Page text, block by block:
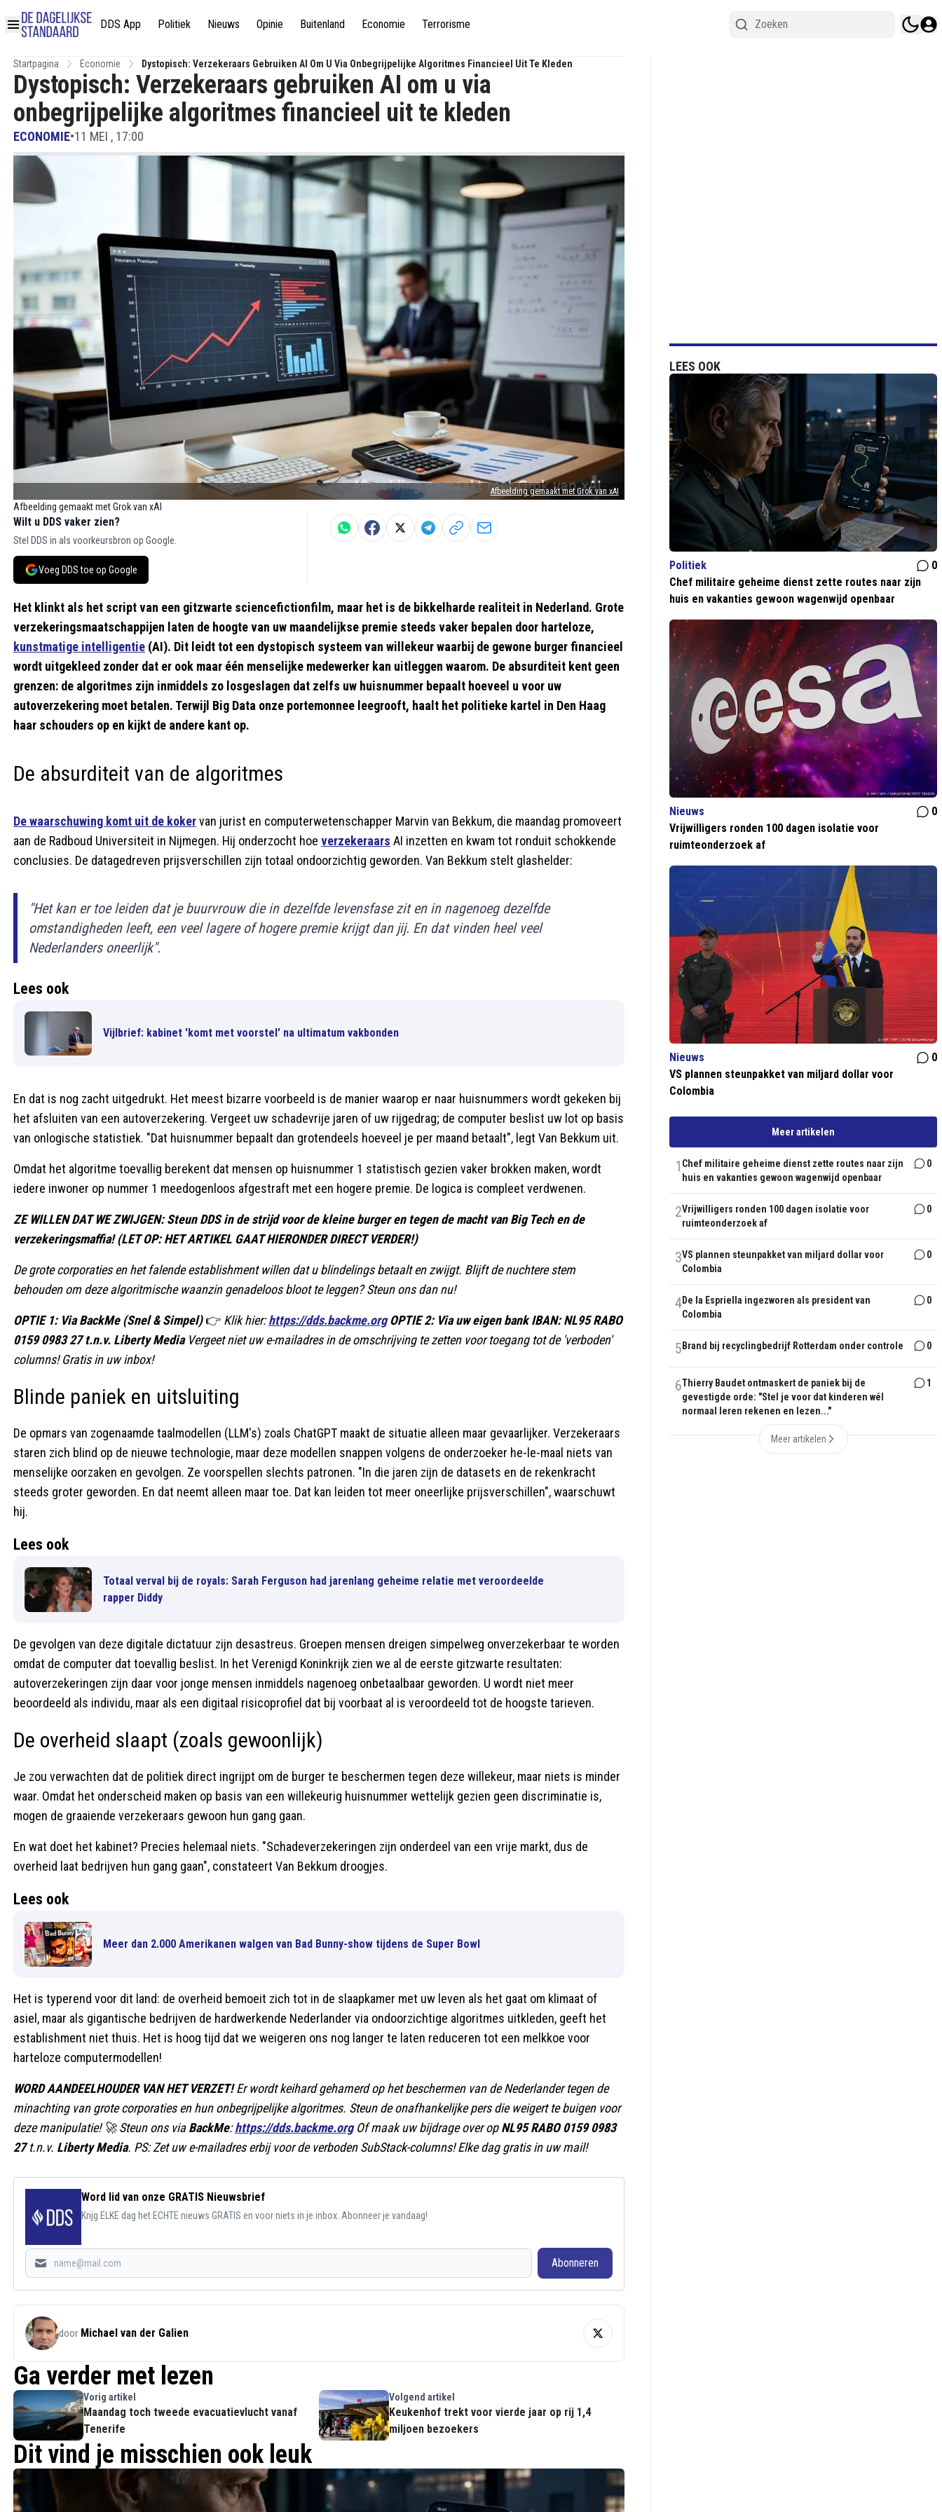
DDS App Politiek Nieuws Opinie Buitenland Economie Terrorisme
Startpagina Economie Dystopisch: Verzekeraars Gebruiken AI Om U Via Onbegrijpelijke Algoritmes Financieel Uit Te Kleden
Afbeelding gemaakt met Grok van xAI
Afbeelding gemaakt met Grok van xAI
Dystopisch: Verzekeraars gebruiken AI om u via
onbegrijpelijke algoritmes financieel uit te kleden
ECONOMIE•11 MEI , 17:00
Wilt u DDS vaker zien?
Stel DDS in als voorkeursbron op Google.
Voeg DDS toe op Google
Het klinkt als het script van een gitzwarte sciencefictionfilm, maar het is de bikkelharde realiteit in Nederland. Grote
verzekeringsmaatschappijen laten de hoogte van uw maandelijkse premie steeds vaker bepalen door harteloze,
kunstmatige intelligentie (AI). Dit leidt tot een dystopisch systeem van willekeur waarbij de gewone burger financieel
wordt uitgekleed zonder dat er ook maar één menselijke medewerker kan uitleggen waarom. De absurditeit kent geen
grenzen: de algoritmes zijn inmiddels zo losgeslagen dat zelfs uw huisnummer bepaalt hoeveel u voor uw
autoverzekering moet betalen. Terwijl Big Data onze portemonnee leegrooft, haalt het politieke kartel in Den Haag
haar schouders op en kijkt de andere kant op.
De absurditeit van de algoritmes
De waarschuwing komt uit de kokervan jurist en computerwetenschapper Marvin van Bekkum, die maandag promoveert
aan de Radboud Universiteit in Nijmegen. Hij onderzocht hoe verzekeraars AI inzetten en kwam tot ronduit schokkende
conclusies. De datagedreven prijsverschillen zijn totaal ondoorzichtig geworden. Van Bekkum stelt glashelder:
"Het kan er toe leiden dat je buurvrouw die in dezelfde levensfase zit en in nagenoeg dezelfde
omstandigheden leeft, een veel lagere of hogere premie krijgt dan jij. En dat vinden heel veel
Nederlanders oneerlijk".
Lees ook
Vijlbrief: kabinet 'komt met voorstel' na ultimatum vakbonden
En dat is nog zacht uitgedrukt. Het meest bizarre voorbeeld is de manier waarop er naar huisnummers wordt gekeken bij
het afsluiten van een autoverzekering. Vergeet uw schadevrije jaren of uw rijgedrag; de computer beslist uw lot op basis
van onlogische statistiek. "Dat huisnummer bepaalt dan grotendeels hoeveel je per maand betaalt", legt Van Bekkum uit.
Omdat het algoritme toevallig berekent dat mensen op huisnummer 1 statistisch gezien vaker brokken maken, wordt
iedere inwoner op nummer 1 meedogenloos afgestraft met een hogere premie. De logica is compleet verdwenen.
ZE WILLEN DAT WE ZWIJGEN: Steun DDS in de strijd voor de kleine burger en tegen de macht van Big Tech en de
verzekeringsmaffia! (LET OP: HET ARTIKEL GAAT HIERONDER DIRECT VERDER!)
De grote corporaties en het falende establishment willen dat u blindelings betaalt en zwijgt. Blijft de nuchtere stem
behouden om deze algoritmische waanzin genadeloos bloot te leggen? Steun ons dan nu!
OPTIE 1: Via BackMe (Snel & Simpel)👉 Klik hier:https://dds.backme.org OPTIE 2: Via uw eigen bank IBAN: NL95 RABO
0159 0983 27 t.n.v. Liberty Media Vergeet niet uw e-mailadres in de omschrijving te zetten voor toegang tot de 'verboden'
columns! Gratis in uw inbox!
Blinde paniek en uitsluiting
De opmars van zogenaamde taalmodellen (LLM's) zoals ChatGPT maakt de situatie alleen maar gevaarlijker. Verzekeraars
staren zich blind op de nieuwe technologie, maar deze modellen snappen volgens de onderzoeker he-le-maal niets van
menselijke oorzaken en gevolgen. Ze voorspellen slechts patronen. "In die jaren zijn de datasets en de rekenkracht
steeds groter geworden. En dat neemt alleen maar toe. Dat kan leiden tot meer oneerlijke prijsverschillen", waarschuwt
hij.
Lees ook
Totaal verval bij de royals: Sarah Ferguson had jarenlang geheime relatie met veroordeelde
rapper Diddy
De gevolgen van deze digitale dictatuur zijn desastreus. Groepen mensen dreigen simpelweg onverzekerbaar te worden
omdat de computer dat toevallig beslist. In het Verenigd Koninkrijk zien we al de eerste gitzwarte resultaten:
autoverzekeringen zijn daar voor jonge mensen inmiddels nagenoeg onbetaalbaar geworden. U wordt niet meer
beoordeeld als individu, maar als een digitaal risicoprofiel dat bij voorbaat al is veroordeeld tot de hoogste tarieven.
De overheid slaapt (zoals gewoonlijk)
Je zou verwachten dat de politiek direct ingrijpt om de burger te beschermen tegen deze willekeur, maar niets is minder
waar. Omdat het onderscheid maken op basis van een willekeurig huisnummer wettelijk gezien geen discriminatie is,
mogen de graaiende verzekeraars gewoon hun gang gaan.
En wat doet het kabinet? Precies helemaal niets. "Schadeverzekeringen zijn onderdeel van een vrije markt, dus de
overheid laat bedrijven hun gang gaan", constateert Van Bekkum droogjes.
Lees ook
Meer dan 2.000 Amerikanen walgen van Bad Bunny-show tijdens de Super Bowl
Het is typerend voor dit land: de overheid bemoeit zich tot in de slaapkamer met uw leven als het gaat om klimaat of
asiel, maar als gigantische bedrijven de hardwerkende Nederlander via ondoorzichtige algoritmes uitkleden, geeft het
establishment niet thuis. Het is hoog tijd dat we weigeren ons nog langer te laten reduceren tot een melkkoe voor
harteloze computermodellen!
WORD AANDEELHOUDER VAN HET VERZET! Er wordt keihard gehamerd op het beschermen van de Nederlander tegen de
minachting van grote corporaties en hun onbegrijpelijke algoritmes. Steun de onafhankelijke pers die weigert te buigen voor
deze manipulatie! 🚀 Steun ons viaBackMe:https://dds.backme.orgOf maak uw bijdrage over opNL95 RABO 0159 0983
27t.n.v. Liberty Media. PS: Zet uw e-mailadres erbij voor de verboden SubStack-columns! Elke dag gratis in uw mail!
Word lid van onze GRATIS Nieuwsbrief
Krijg ELKE dag het ECHTE nieuws GRATIS en voor niets in je inbox. Abonneer je vandaag!
Abonneren
door Michael van der Galien
Ga verder met lezen
Vorig artikel
Maandag toch tweede evacuatievlucht vanaf
Tenerife
Volgend artikel
Keukenhof trekt voor vierde jaar op rij 1,4
miljoen bezoekers
Dit vind je misschien ook leuk
LEES OOK
Politiek
0
Chef militaire geheime dienst zette routes naar zijn
huis en vakanties gewoon wagenwijd openbaar
Nieuws
0
Vrijwilligers ronden 100 dagen isolatie voor
ruimteonderzoek af
Nieuws
0
VS plannen steunpakket van miljard dollar voor
Colombia
Meer artikelen
1 Chef militaire geheime dienst zette routes naar zijn
huis en vakanties gewoon wagenwijd openbaar
0
2Vrijwilligers ronden 100 dagen isolatie voor
ruimteonderzoek af
0
3VS plannen steunpakket van miljard dollar voor
Colombia
0
4De la Espriella ingezworen als president van
Colombia
0
5 Brand bij recyclingbedrijf Rotterdam onder controle 0
6Thierry Baudet ontmaskert de paniek bij de
gevestigde orde: "Stel je voor dat kinderen wél
normaal leren rekenen en lezen..."
1
Meer artikelen